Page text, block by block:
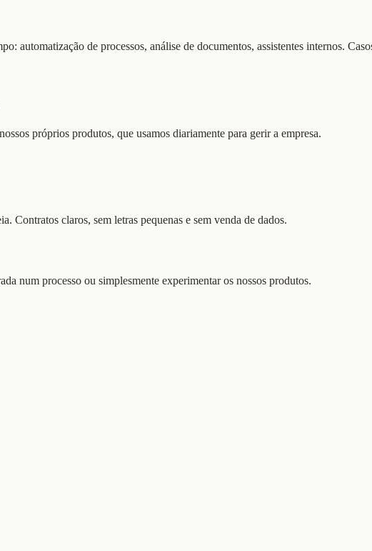
automatização de processos, análise de documentos, assistentes internos.
próprios produtos, que usamos diariamente para gerir a empresa.
Contratos claros, sem letras pequenas e sem venda de dados.
num processo ou simplesmente experimentar os nossos produtos.